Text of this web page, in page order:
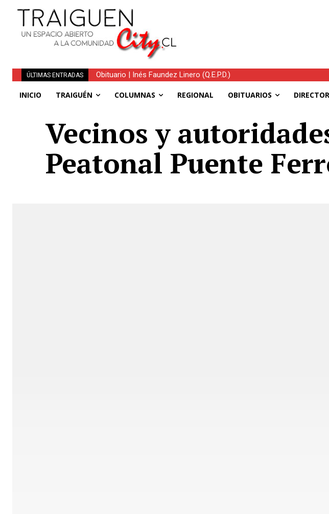
ÚLTIMAS ENTRADAS Traiguén avanza hacia la recuperación: autoridades coordinan
INICIO TRAIGUÉN COLUMNAS REGIONAL OBITUARIOS
Vecinos y
Peatonal Puente